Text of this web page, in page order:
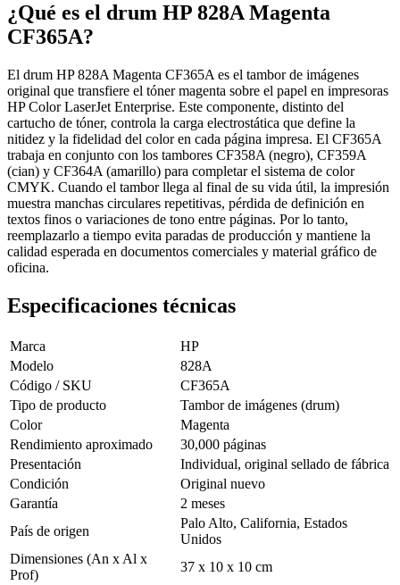
¿Qué es el drum HP 828A Magenta
CF365A?
El drum HP 828A Magenta CF365A es el tambor de imágenes
original que transfiere el tóner magenta sobre el papel en impresoras
HP Color LaserJet Enterprise. Este componente, distinto del
cartucho de tóner, controla la carga electrostática que define la
nitidez y la fidelidad del color en cada página impresa. El CF365A
trabaja en conjunto con los tambores CF358A (negro), CF359A
(cian) y CF364A (amarillo) para completar el sistema de color
CMYK. Cuando el tambor llega al final de su vida útil, la impresión
muestra manchas circulares repetitivas, pérdida de definición en
textos finos o variaciones de tono entre páginas. Por lo tanto,
reemplazarlo a tiempo evita paradas de producción y mantiene la
calidad esperada en documentos comerciales y material gráfico de
oficina.
Especificaciones técnicas
Marca
HP
Modelo
828A
Código / SKU
CF365A
Tipo de producto
Tambor de imágenes (drum)
Color
Magenta
Rendimiento aproximado
30,000 páginas
Presentación
Individual, original sellado de fábrica
Condición
Original nuevo
Garantía
2 meses
País de origen
Palo Alto, California, Estados
Unidos
Dimensiones (An x Al x
Prof)
37 x 10 x 10 cm